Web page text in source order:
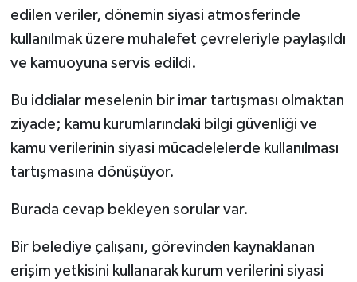
edilen veriler, dönemin siyasi atmosferinde
kullanılmak üzere muhalefet çevreleriyle paylaşıldı
ve kamuoyuna servis edildi.
Bu iddialar meselenin bir imar tartışması olmaktan
ziyade; kamu kurumlarındaki bilgi güvenliği ve
kamu verilerinin siyasi mücadelelerde kullanılması
tartışmasına dönüşüyor.
Burada cevap bekleyen sorular var.
Bir belediye çalışanı, görevinden kaynaklanan
erişim yetkisini kullanarak kurum verilerini siyasi